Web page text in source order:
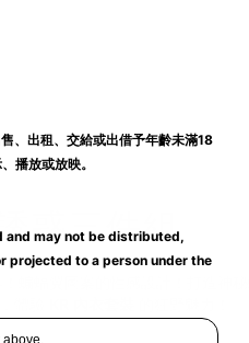
惑三件組
蝙蝠翼圖案的性感設計！打造神